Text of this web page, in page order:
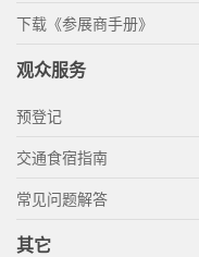
下载《参展商手册》
观众服务
预登记
交通食宿指南
常见问题解答
其它